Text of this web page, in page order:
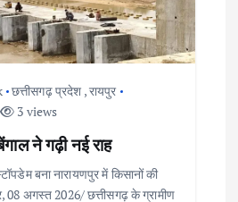
छत्तीसगढ़ प्रदेश ,रायपुर
3 views
ने गढ़ी नई राह
बना नारायणपुर में किसानों की
08 अगस्त 2026/ छत्तीसगढ़ के ग्रामीण